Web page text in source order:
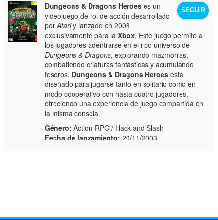
SEGUIR
Dungeons & Dragons Heroes es un
videojuego de rol de acción desarrollado
porAtariy lanzado en 2003
exclusivamente para laXbox. Este juego permite a
los jugadores adentrarse en el rico universo de
Dungeons & Dragons, explorando mazmorras,
combatiendo criaturas fantásticas y acumulando
tesoros. Dungeons & Dragons Heroes está
diseñado para jugarse tanto en solitario como en
modo cooperativo con hasta cuatro jugadores,
ofreciendo una experiencia de juego compartida en
la misma consola.
Género: Action-RPG / Hack and Slash
Fecha de lanzamiento: 20/11/2003